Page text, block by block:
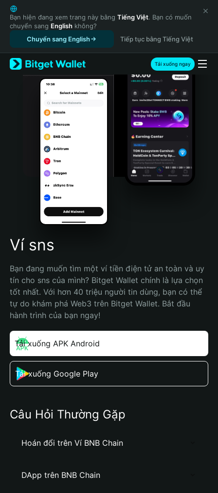
English
日本語
Tiếng Việt
Русский
Español (Latinoamérica)
Türkçe
Italiano
Português (Portugal)
Bahasa Indonesia
Português (Brasil)
Español (Argentina)
Bạn hiện đang xem trang này bằng Tiếng Việt. Bạn có muốn
chuyển sang English không?
Chuyển sang English
Tiếp tục bằng Tiếng Việt
Tải xuống ngay
Ví sns
Bạn đang muốn tìm một ví tiền điện tử an toàn và uy
tín cho sns của mình? Bitget Wallet chính là lựa chọn
tốt nhất. Với hơn 40 triệu người tin dùng, bạn có thể
tự do khám phá Web3 trên Bitget Wallet. Bắt đầu
hành trình của bạn ngay!
Tải xuống APK Android
Tải xuống Google Play
Câu Hỏi Thường Gặp
Hoán đổi trên Ví BNB Chain
DApp trên BNB Chain